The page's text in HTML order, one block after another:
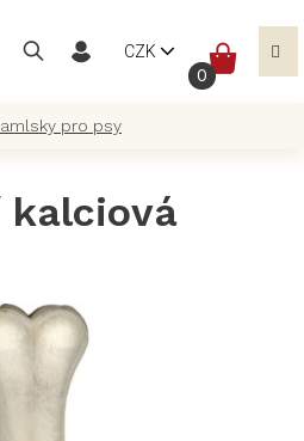
CZK
pro psy
kalciová